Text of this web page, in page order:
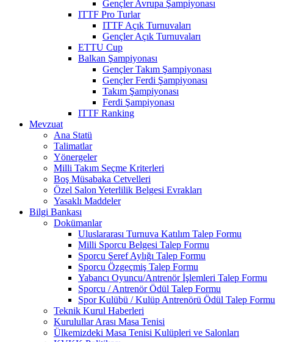
Gençler Avrupa Şampiyonası
ITTF Pro Turlar
ITTF Açık Turnuvaları
Gençler Açık Turnuvaları
ETTU Cup
Balkan Şampiyonası
Gençler Takım Şampiyonası
Gençler Ferdi Şampiyonası
Takım Şampiyonası
Ferdi Şampiyonası
ITTF Ranking
Mevzuat
Ana Statü
Talimatlar
Yönergeler
Milli Takım Seçme Kriterleri
Boş Müsabaka Cetvelleri
Özel Salon Yeterlilik Belgesi Evrakları
Yasaklı Maddeler
Bilgi Bankası
Dokümanlar
Uluslararası Turnuva Katılım Talep Formu
Milli Sporcu Belgesi Talep Formu
Sporcu Şeref Aylığı Talep Formu
Sporcu Özgeçmiş Talep Formu
Yabancı Oyuncu/Antrenör İşlemleri Talep Formu
Sporcu / Antrenör Ödül Talep Formu
Spor Kulübü / Kulüp Antrenörü Ödül Talep Formu
Teknik Kurul Haberleri
Kurulullar Arası Masa Tenisi
Ülkemizdeki Masa Tenisi Kulüpleri ve Salonları